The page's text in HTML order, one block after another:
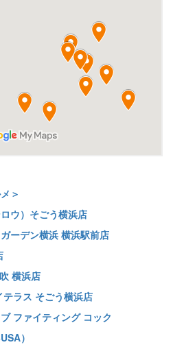
＞
ウ）そごう横浜店
ーデン横浜 横浜駅前店
横浜店
ラス そごう横浜店
ファイティング コック
）